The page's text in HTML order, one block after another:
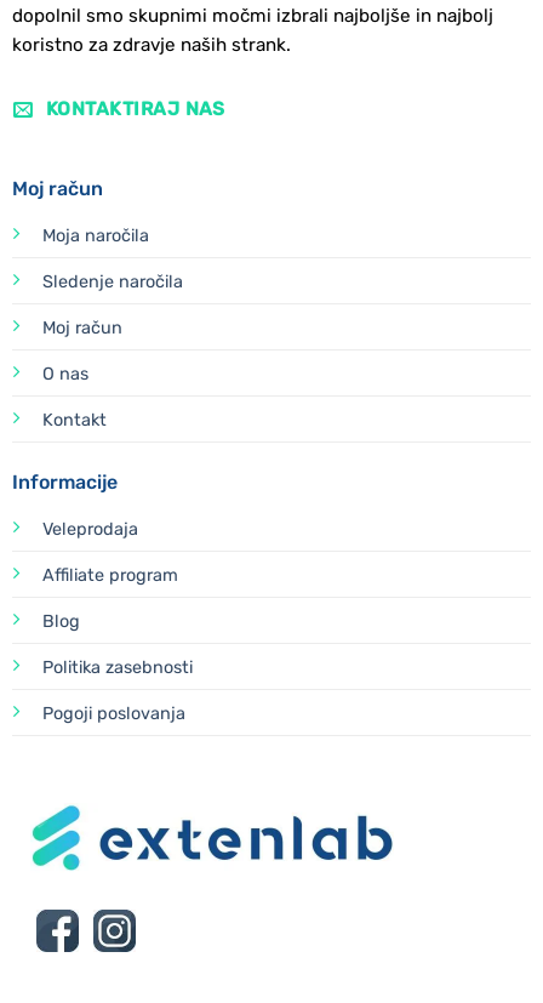
dopolnil smo skupnimi močmi izbrali najboljše in najbolj
koristno za zdravje naših strank.
KONTAKTIRAJ NAS
Moj račun
Moja naročila
Sledenje naročila
Moj račun
O nas
Kontakt
Informacije
Veleprodaja
Affiliate program
Blog
Politika zasebnosti
Pogoji poslovanja